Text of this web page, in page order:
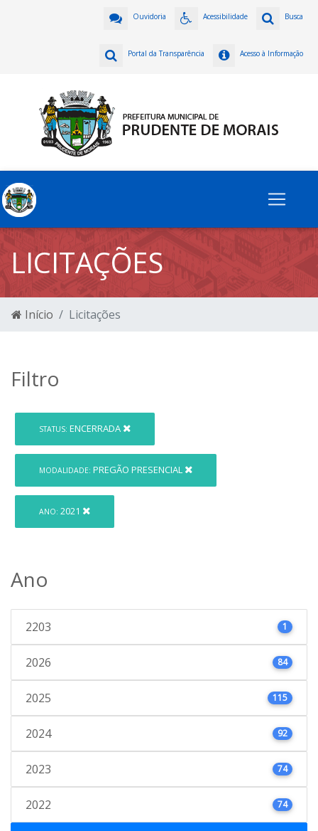
Busca
Acessibilidade
Ouvidoria
Acesso à Informação
Portal da Transparência
LICITAÇÕES
Início Licitações
Filtro
STATUS: ENCERRADA
MODALIDADE: PREGÃO PRESENCIAL
ANO: 2021
Ano
2203 1
2026 84
2025 115
2024 92
2023 74
2022 74